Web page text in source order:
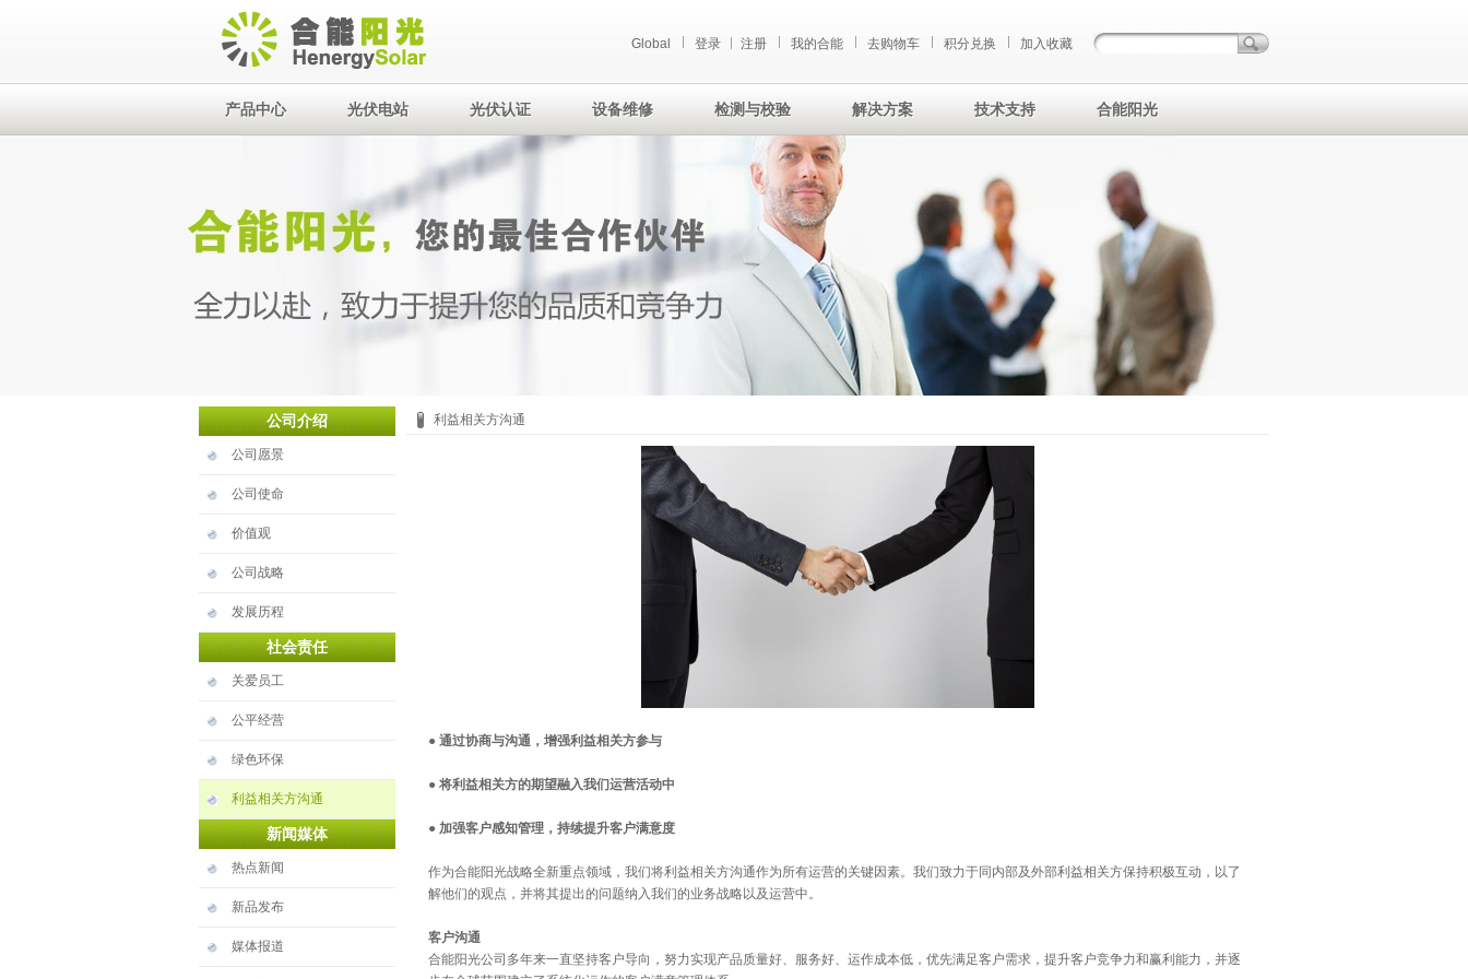
加入收藏
积分兑换
去购物车
我的合能
登录 注册
Global
产品中心 光伏电站 光伏认证 设备维修 检测与校验 解决方案 技术支持 合能阳光
公司介绍
公司愿景
公司使命
价值观
公司战略
发展历程
社会责任
关爱员工
公平经营
绿色环保
利益相关方沟通
新闻媒体
热点新闻
新品发布
媒体报道
利益相关方沟通
● 通过协商与沟通，增强利益相关方参与
● 将利益相关方的期望融入我们运营活动中
● 加强客户感知管理，持续提升客户满意度
作为合能阳光战略全新重点领域，我们将利益相关方沟通作为所有运营的关键因素。我们致力于同内部及外部利益相关方保持积极互动，以了
解他们的观点，并将其提出的问题纳入我们的业务战略以及运营中。
客户沟通
合能阳光公司多年来一直坚持客户导向，努力实现产品质量好、服务好、运作成本低，优先满足客户需求，提升客户竞争力和赢利能力，并逐